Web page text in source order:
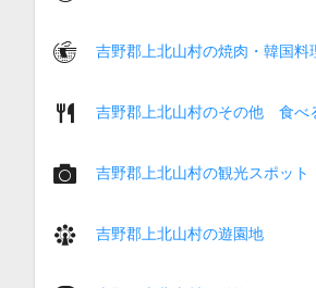
吉野郡上北山村の焼肉・韓国料
吉野郡上北山村のその他 食べ
吉野郡上北山村の観光スポット
吉野郡上北山村の遊園地